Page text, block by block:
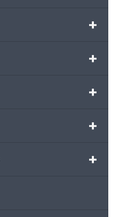
+
+
+
+
+